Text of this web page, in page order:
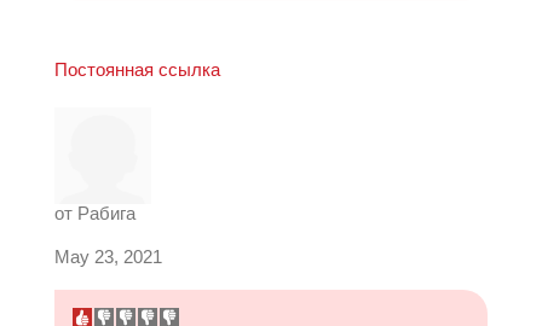
Постоянная ссылка
от Рабига
May 23, 2021